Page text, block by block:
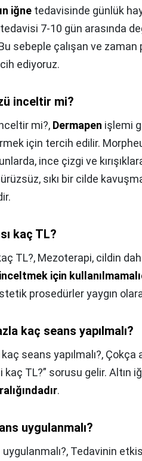
iğne tedavisinde günlük
tedavisi 7-10 gün arasında
sebeple çalışan ve
ediyoruz.
inceltir mi?
mi?, Dermapen işlemi
için tercih edilir.
ince çizgi ve
sıkı bir cilde
kaç TL?
TL?, Mezoterapi, cildin
için
prosedürler yaygın
kaç seans yapılmalı?
seans yapılmalı?, Çokça
kaç TL?” sorusu gelir. Altın
.
uygulanmalı?
Tedavinin